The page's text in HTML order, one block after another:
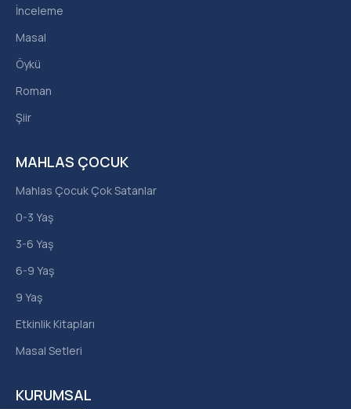
KURUMSAL
MAHLAS ÇOCUK
Mahlas Çocuk Çok Satanlar
0-3 Yaş
3-6 Yaş
6-9 Yaş
9 Yaş
Etkinlik Kitapları
Masal Setleri
İnceleme
Masal
Öykü
Roman
Şiir